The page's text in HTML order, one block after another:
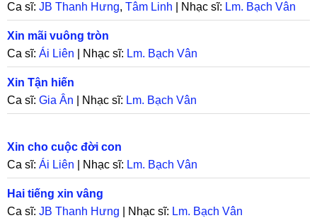
Ca sĩ: JB Thanh Hưng, Tâm Linh | Nhạc sĩ: Lm. Bạch Vân
Xin mãi vuông tròn
Ca sĩ: Ái Liên | Nhạc sĩ: Lm. Bạch Vân
Xin Tận hiến
Ca sĩ: Gia Ân | Nhạc sĩ: Lm. Bạch Vân
Xin cho cuộc đời con
Ca sĩ: Ái Liên | Nhạc sĩ: Lm. Bạch Vân
Hai tiếng xin vâng
Ca sĩ: JB Thanh Hưng | Nhạc sĩ: Lm. Bạch Vân